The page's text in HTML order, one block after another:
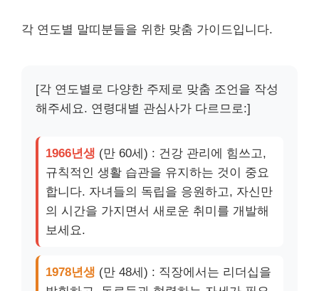
각 연도별 말띠분들을 위한 맞춤 가이드입니다.
[각 연도별로 다양한 주제로 맞춤 조언을 작성
해주세요. 연령대별 관심사가 다르므로:]
1966년생 (만 60세) : 건강 관리에 힘쓰고,
규칙적인 생활 습관을 유지하는 것이 중요
합니다. 자녀들의 독립을 응원하고, 자신만
의 시간을 가지면서 새로운 취미를 개발해
보세요.
1978년생 (만 48세) : 직장에서는 리더십을